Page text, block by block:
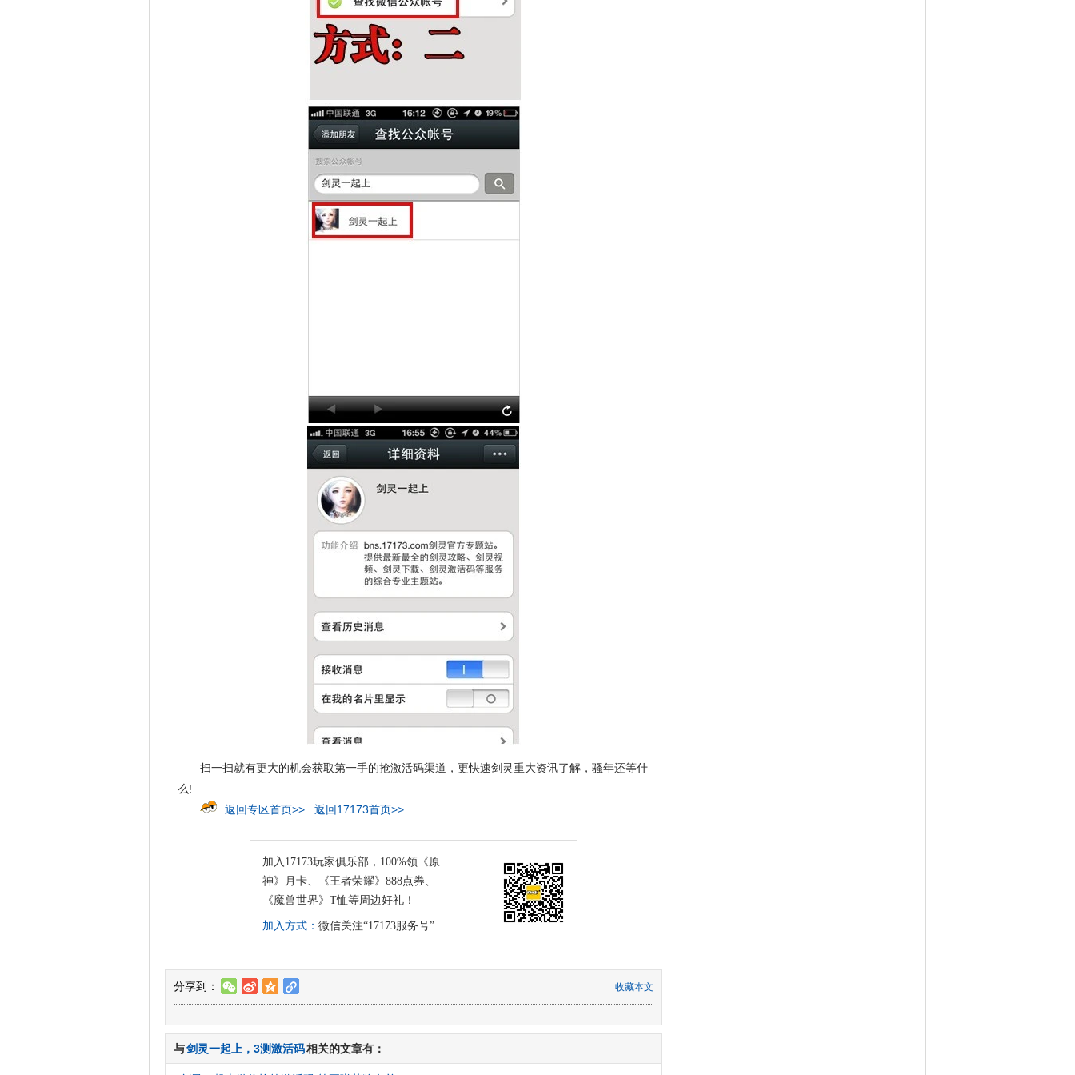
扫一扫就有更大的机会获取第一手的抢激活码渠道，更快速剑灵重大资讯了解，骚年还等什
么!
返回专区首页>>
返回17173首页>>
加入17173玩家俱乐部，100%领《原
神》月卡、《王者荣耀》888点券、
《魔兽世界》T恤等周边好礼！
加入方式： 微信关注“17173服务号”
分享到： w t z l 收藏本文
与剑灵一起上 ， 3测激活码相关的文章有：